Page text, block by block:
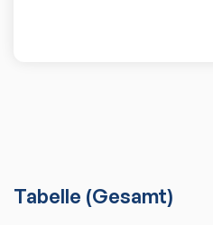
Tabelle (Gesamt)